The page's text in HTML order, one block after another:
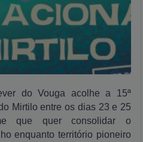
do Vouga acolhe a 15ª
Mirtilo entre os dias 23 e 25
que quer consolidar o
enquanto território pioneiro